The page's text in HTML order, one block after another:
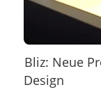
Bliz: Neue
Design